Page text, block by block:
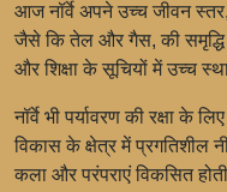
आज नॉर्वे अपने उच्च जीवन
जैसे कि तेल और गैस, की समृद्धि
और शिक्षा के सूचियों में उच्च
नॉर्वे भी पर्यावरण की रक्षा
विकास के क्षेत्र में प्रगतिशील
कला और परंपराएं विकसित